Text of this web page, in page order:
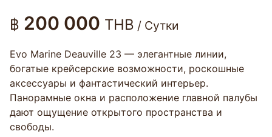
฿ 200 000 THB / Сутки
Evo Marine Deauville 23 — элегантные линии,
богатые крейсерские возможности, роскошные
аксессуары и фантастический интерьер.
Панорамные окна и расположение главной палубы
дают ощущение открытого пространства и
свободы.